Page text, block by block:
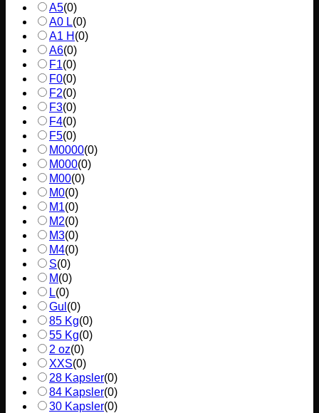
A5(0)
A0 L(0)
A1 H (0)
A6(0)
F1(0)
F0(0)
F2(0)
F3(0)
F4(0)
F5(0)
M0000(0)
M000(0)
M00(0)
M0(0)
M1(0)
M2(0)
M3(0)
M4(0)
S(0)
M(0)
L(0)
Gul (0)
85 Kg(0)
55 Kg(0)
2 oz(0)
XXS(0)
28 Kapsler(0)
84 Kapsler(0)
30 Kapsler(0)